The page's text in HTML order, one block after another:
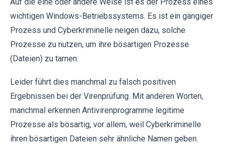
wichtigen Windows-Betriebssystems. Es ist ein gängiger
Prozess und Cyberkriminelle neigen dazu, solche
Prozesse zu nutzen, um ihre bösartigen Prozesse
(Dateien) zu tarnen.
Leider führt dies manchmal zu falsch positiven
Ergebnissen bei der Virenprüfung. Mit anderen Worten,
manchmal erkennen Antivirenprogramme legitime
Prozesse als bösartig, vor allem, weil Cyberkriminelle
ihren bösartigen Dateien sehr ähnliche Namen geben.